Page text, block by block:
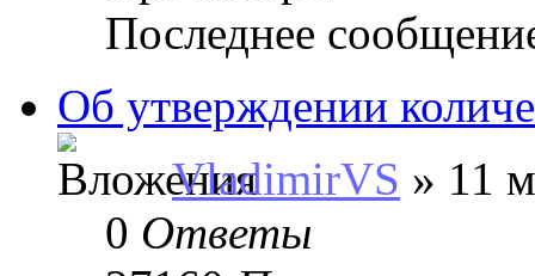
Последнее
Об утверждении
VladimirVS » 11
0 Ответы